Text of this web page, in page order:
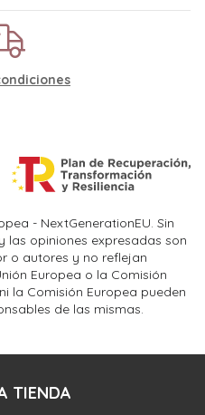
- NextGenerationEU. Sin
las opiniones expresadas son
o autores y no reflejan
Europea o la Comisión
la Comisión Europea pueden
de las mismas.
TIENDA